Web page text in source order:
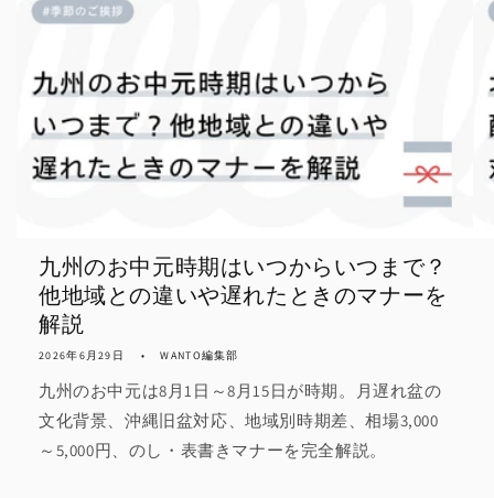
九州のお中元時期はいつからいつまで？
他地域との違いや遅れたときのマナーを
解説
2026年6月29日 WANTO編集部
九州のお中元は8月1日～8月15日が時期。月遅れ盆の
文化背景、沖縄旧盆対応、地域別時期差、相場3,000
～5,000円、のし・表書きマナーを完全解説。